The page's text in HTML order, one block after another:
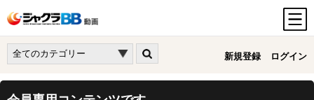
新規登録 ログイン